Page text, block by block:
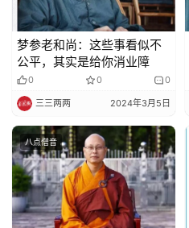
梦参老和尚：这些事看似不
公平，其实是给你消业障
0 0 0
三三两两 2024年3月5日
八点僧音